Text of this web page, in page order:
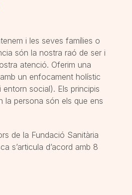
i les seves famílies o
són la nostra raó de ser i
atenció. Oferim una
un enfocament holístic
social). Els principis
la persona són els que ens
de la Fundació Sanitària
s’articula d’acord amb 8